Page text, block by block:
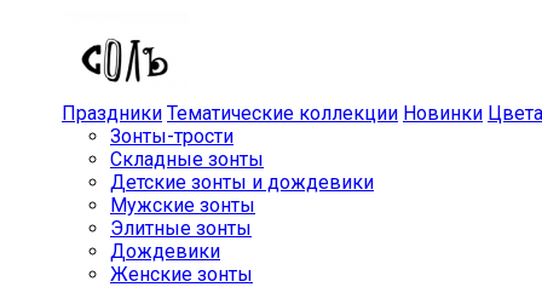
Праздники Тематические коллекции Новинки Цвета
Зонты-трости
Складные зонты
Детские зонты и дождевики
Мужские зонты
Элитные зонты
Дождевики
Женские зонты